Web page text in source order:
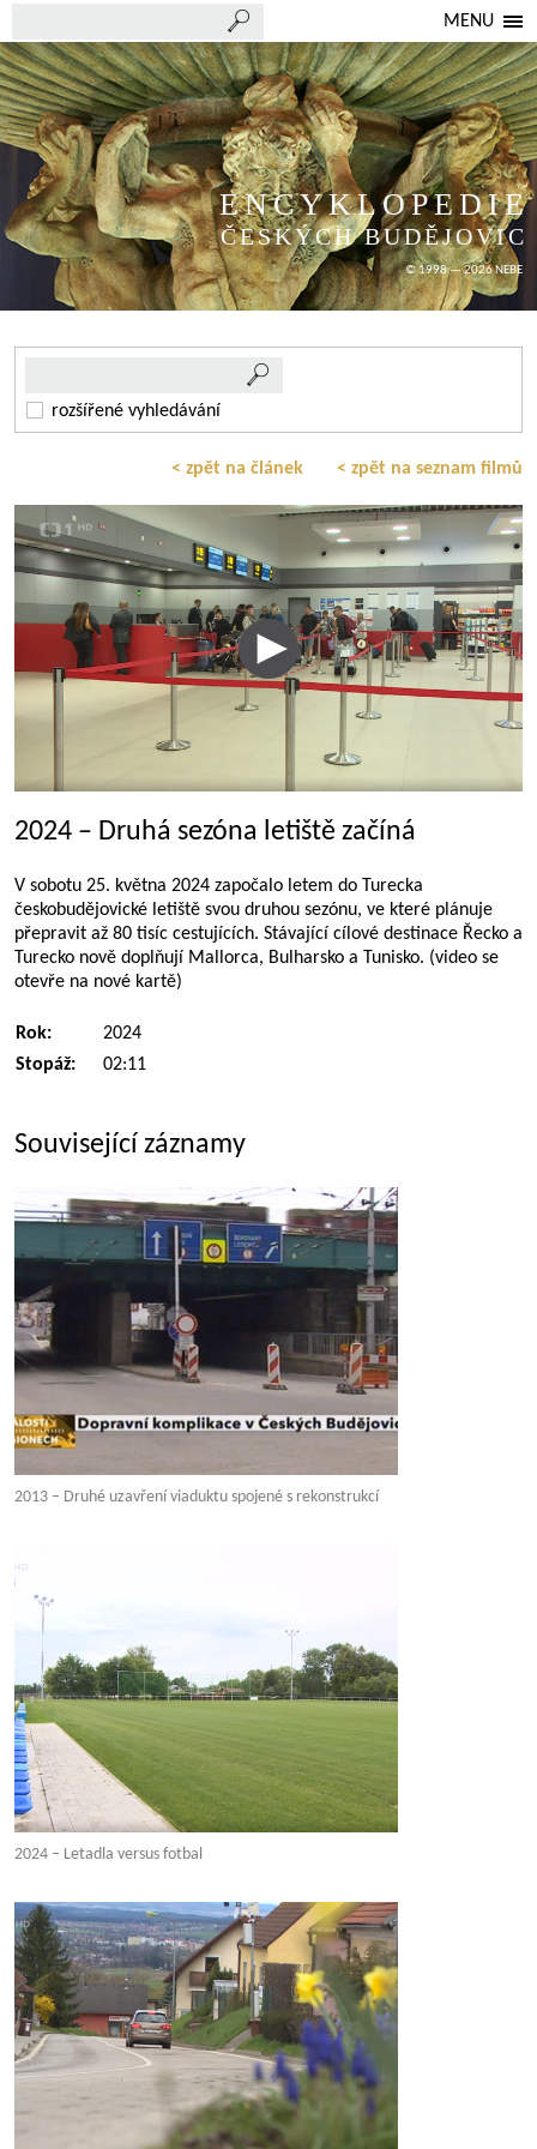
MENU
ENCYKLOPEDIE
ČESKÝCH BUDĚJOVIC
© 1998 — 2026 NEBE
rozšířené vyhledávání
< zpět na článek < zpět na seznam filmů
2024 – Druhá sezóna letiště začíná
V sobotu 25. května 2024 započalo letem do Turecka
českobudějovické letiště svou druhou sezónu, ve které plánuje
přepravit až 80 tisíc cestujících. Stávající cílové destinace Řecko a
Turecko nově doplňují Mallorca, Bulharsko a Tunisko. (video se
otevře na nové kartě)
Rok:
2024
Stopáž:
02:11
Související záznamy
2013 – Druhé uzavření viaduktu spojené s rekonstrukcí
2024 – Letadla versus fotbal